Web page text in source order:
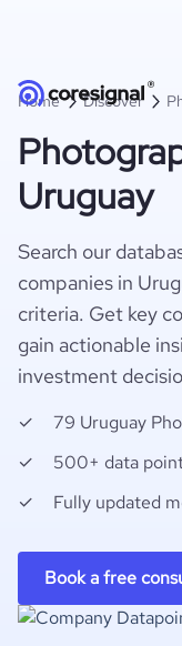
Home Discover
Uruguay
Search our
companies in
criteria. Get key
gain actionable
investment
79 Uruguay
500+ data
Fully updated
Book a free